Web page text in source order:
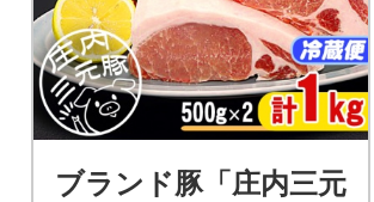
ブランド豚「庄内三元